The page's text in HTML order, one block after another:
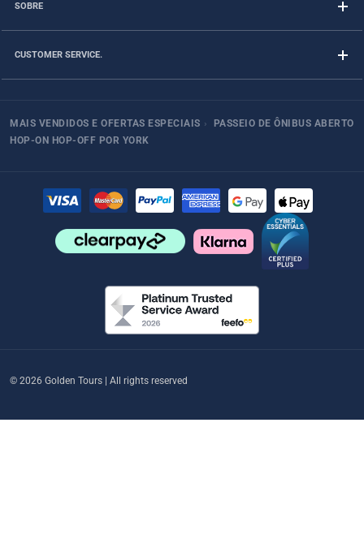
SOBRE
CUSTOMER SERVICE.
MAIS VENDIDOS E OFERTAS ESPECIAIS ›
PASSEIO DE ÔNIBUS ABERTO
HOP-ON HOP-OFF POR YORK
© 2026 Golden Tours | All rights reserved